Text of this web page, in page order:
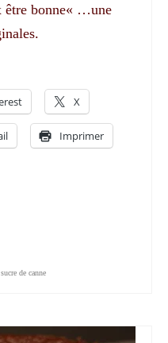
être bonne« …une
X
Imprimer
sucre de canne